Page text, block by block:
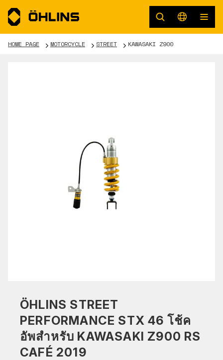
HOME PAGE MOTORCYCLE STREET KAWASAKI Z900
ÖHLINS STREET
PERFORMANCE STX 46 โช้ค
อัพสำหรับ KAWASAKI Z900 RS
CAFÉ 2019